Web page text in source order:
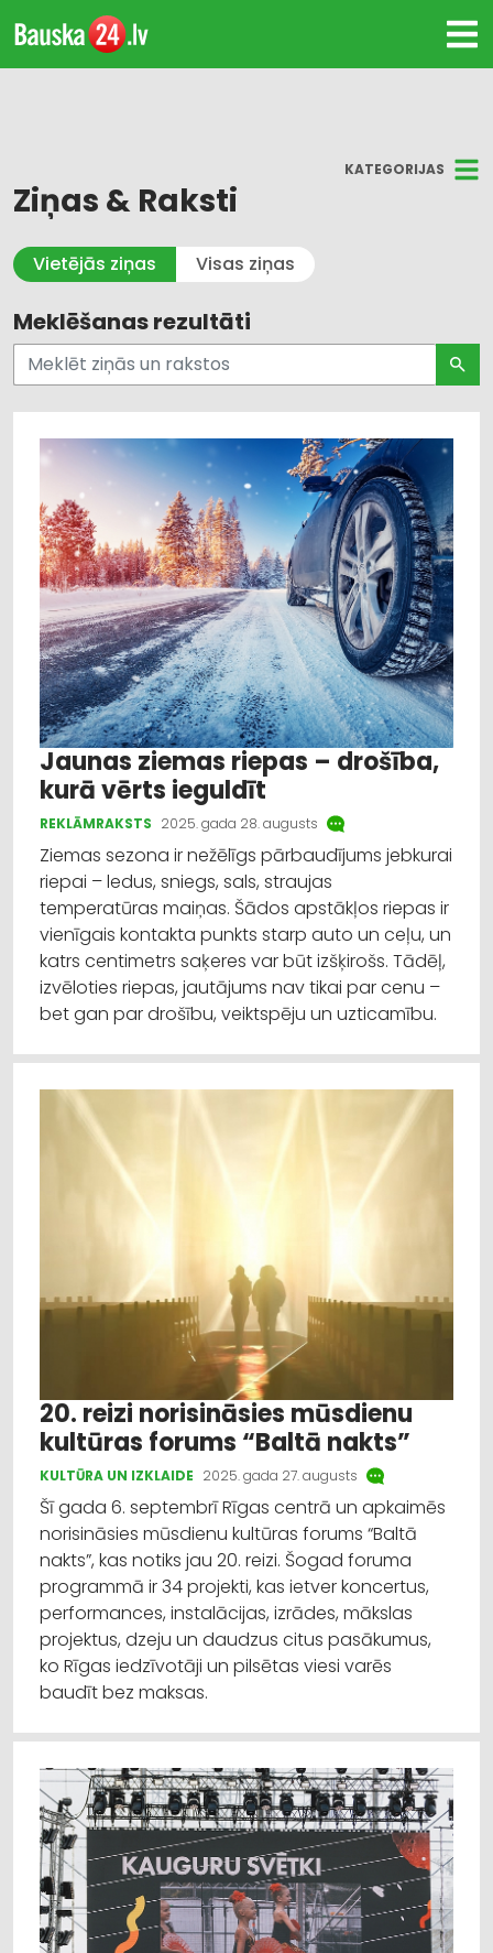
KATEGORIJAS
Ziņas & Raksti
Visi
Kultūra un Izklaide
Dzīvesstils
Pašvaldības un valsts pārvalde
Uzņēmējdarbība
Izglītība
Veselība
Dažādi
Reklāmraksts
Profesionāļu padomi
Vietējās ziņas Visas ziņas
Meklēšanas rezultāti
Jaunas ziemas riepas – drošība,
kurā vērts ieguldīt
REKLĀMRAKSTS 2025. gada 28. augusts
Ziemas sezona ir nežēlīgs pārbaudījums jebkurai
riepai – ledus, sniegs, sals, straujas
temperatūras maiņas. Šādos apstākļos riepas ir
vienīgais kontakta punkts starp auto un ceļu, un
katrs centimetrs saķeres var būt izšķirošs. Tādēļ,
izvēloties riepas, jautājums nav tikai par cenu –
bet gan par drošību, veiktspēju un uzticamību.
20. reizi norisināsies mūsdienu
kultūras forums “Baltā nakts”
KULTŪRA UN IZKLAIDE 2025. gada 27. augusts
Šī gada 6. septembrī Rīgas centrā un apkaimēs
norisināsies mūsdienu kultūras forums “Baltā
nakts”, kas notiks jau 20. reizi. Šogad foruma
programmā ir 34 projekti, kas ietver koncertus,
performances, instalācijas, izrādes, mākslas
projektus, dzeju un daudzus citus pasākumus,
ko Rīgas iedzīvotāji un pilsētas viesi varēs
baudīt bez maksas.